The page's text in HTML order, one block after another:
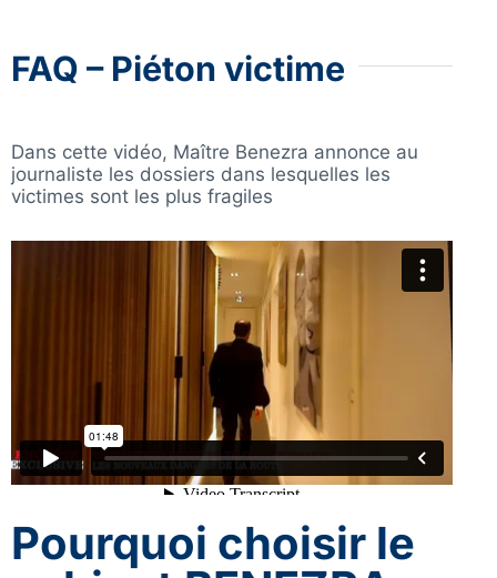
FAQ – Piéton victime
Dans cette vidéo, Maître Benezra annonce au
journaliste les dossiers dans lesquelles les
victimes sont les plus fragiles
Pourquoi choisir le